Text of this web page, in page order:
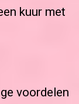
kuur met
voordelen